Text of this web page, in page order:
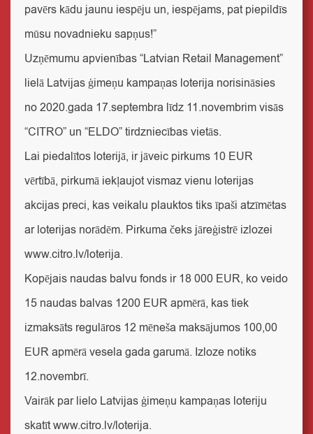
pavērs kādu jaunu iespēju un, iespējams, pat piepildīs
mūsu novadnieku sapņus!”
Uzņēmumu apvienības “Latvian Retail Management”
lielā Latvijas ģimeņu kampaņas loterija norisināsies
no 2020.gada 17.septembra līdz 11.novembrim visās
“CITRO” un “ELDO” tirdzniecības vietās.
Lai piedalītos loterijā, ir jāveic pirkums 10 EUR
vērtībā, pirkumā iekļaujot vismaz vienu loterijas
akcijas preci, kas veikalu plauktos tiks īpaši atzīmētas
ar loterijas norādēm. Pirkuma čeks jāreģistrē izlozei
www.citro.lv/loterija.
Kopējais naudas balvu fonds ir 18 000 EUR, ko veido
15 naudas balvas 1200 EUR apmērā, kas tiek
izmaksāts regulāros 12 mēneša maksājumos 100,00
EUR apmērā vesela gada garumā. Izloze notiks
12.novembrī.
Vairāk par lielo Latvijas ģimeņu kampaņas loteriju
skatītwww.citro.lv/loterija.